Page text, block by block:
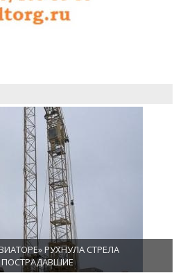
РУХНУЛА СТРЕЛА
ПОСТРАДАВШИЕ